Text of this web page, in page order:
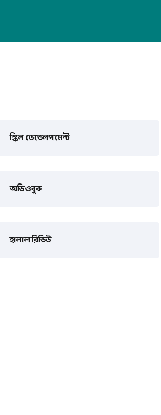
স্কিল ডেভেলপমেন্ট
অডিওবুক
হালাল রিভিউ